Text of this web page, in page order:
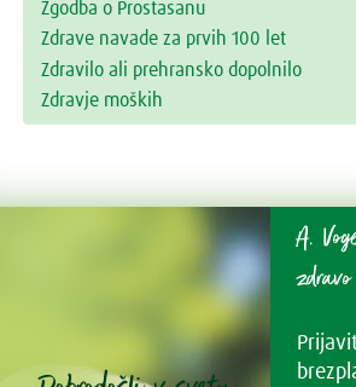
Zgodba o Prostasanu
Zdrave navade za prvih 100 let
Zdravilo ali prehransko dopolnilo
Zdravje moških
A.